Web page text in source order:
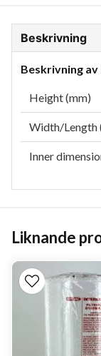
Beskrivning
Beskrivning
Height (mm)
Width/Length
Inner
Liknande